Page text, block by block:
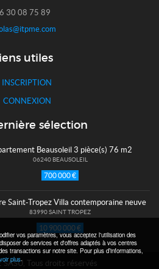
30 08 75 89
utiles
INSCRIPTION
CONNEXION
sélection
Beausoleil 3 pièce(s) 76 m2
06240 BEAUSOLEIL
700 000 €
Saint-Tropez Villa contemporaine neuve
83990 SAINT TROPEZ
10 900 000 €
Tous droits réservés
vos paramètres, vous acceptez l'utilisation des
de services et d'offres adaptés à vos centres
transactions sur notre site. Pour plus d’informations,
plus.